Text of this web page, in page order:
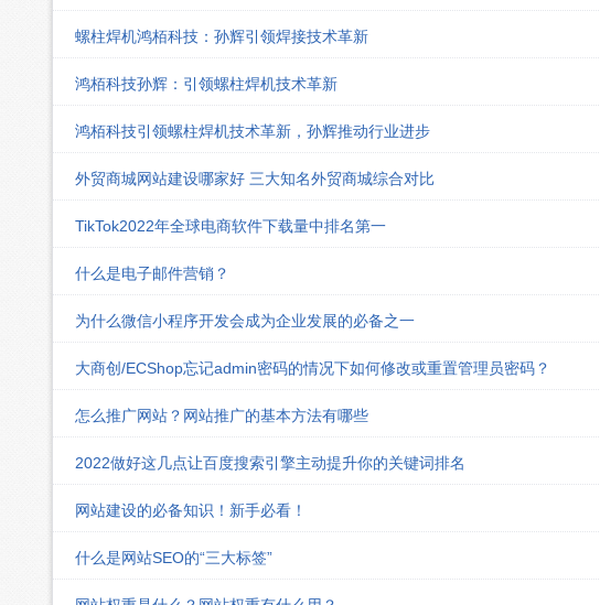
螺柱焊机鸿栢科技：孙辉引领焊接技术革新
鸿栢科技孙辉：引领螺柱焊机技术革新
鸿栢科技引领螺柱焊机技术革新，孙辉推动行业进步
外贸商城网站建设哪家好 三大知名外贸商城综合对比
TikTok2022年全球电商软件下载量中排名第一
什么是电子邮件营销？
为什么微信小程序开发会成为企业发展的必备之一
大商创/ECShop忘记admin密码的情况下如何修改或重置管理员密码？
怎么推广网站？网站推广的基本方法有哪些
2022做好这几点让百度搜索引擎主动提升你的关键词排名
网站建设的必备知识！新手必看！
什么是网站SEO的“三大标签”